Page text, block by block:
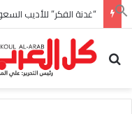
“غدنة الفكر” للأديب
بحث عن